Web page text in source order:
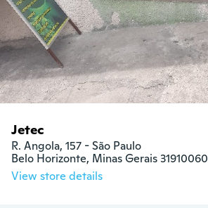
Jetec
R. Angola, 157 - São Paulo
Belo Horizonte, Minas Gerais 31910060
View store details